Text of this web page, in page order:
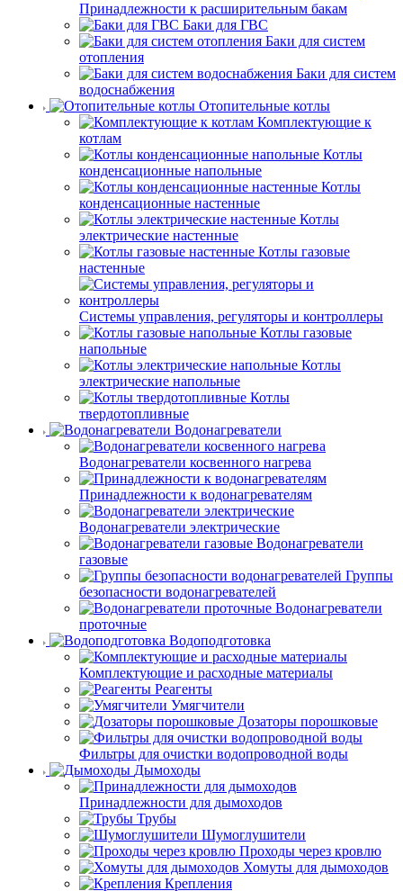
Принадлежности к расширительным бакам
Баки для ГВС
Баки для систем
отопления
Баки для систем
водоснабжения
Отопительные котлы
Комплектующие к
котлам
Котлы
конденсационные напольные
Котлы
конденсационные настенные
Котлы
электрические настенные
Котлы газовые
настенные
Системы управления, регуляторы и контроллеры
Котлы газовые
напольные
Котлы
электрические напольные
Котлы
твердотопливные
Водонагреватели
Водонагреватели косвенного нагрева
Принадлежности к водонагревателям
Водонагреватели электрические
Водонагреватели
газовые
Группы
безопасности водонагревателей
Водонагреватели
проточные
Водоподготовка
Комплектующие и расходные материалы
Реагенты
Умягчители
Дозаторы порошковые
Фильтры для очистки водопроводной воды
Дымоходы
Принадлежности для дымоходов
Трубы
Шумоглушители
Проходы через кровлю
Хомуты для дымоходов
Крепления